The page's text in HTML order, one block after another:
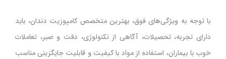
با توجه به ویژگی‌های فوق، بهترین متخصص کامپوزیت دندان، باید
دارای تجربه، تحصیلات، آگاهی از تکنولوژی، دقت و صبر، تعاملات
خوب با بیماران، استفاده از مواد با کیفیت و قابلیت جایگزینی مناسب